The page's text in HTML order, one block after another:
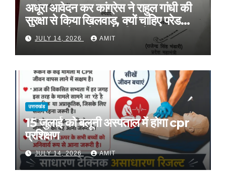
अधूरा आवेदन कर कांग्रेस ने राहुल गांधी की
सुरक्षा से किया खिलवाड़, क्यों चाहिए परेड
ग्राउंड, आवेदन में बताया ही नहीं
JULY 14, 2026 AMIT
उत्तराखंड
15 जुलाई को बलूनी अस्पताल में होगा cpr
प्रशिक्षण
JULY 14, 2026 AMIT